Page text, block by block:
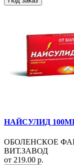
НАЙСУЛИД
ОБОЛЕНСКОЕ
ВИТ.ЗАВОД
от 219.00 р.